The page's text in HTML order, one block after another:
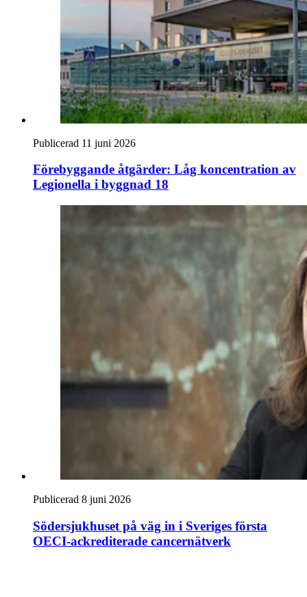
Publicerad 11 juni 2026
Förebyggande åtgärder: Låg koncentration av
Legionella i byggnad 18
Publicerad 8 juni 2026
Södersjukhuset på väg in i Sveriges första
OECI-ackrediterade cancernätverk